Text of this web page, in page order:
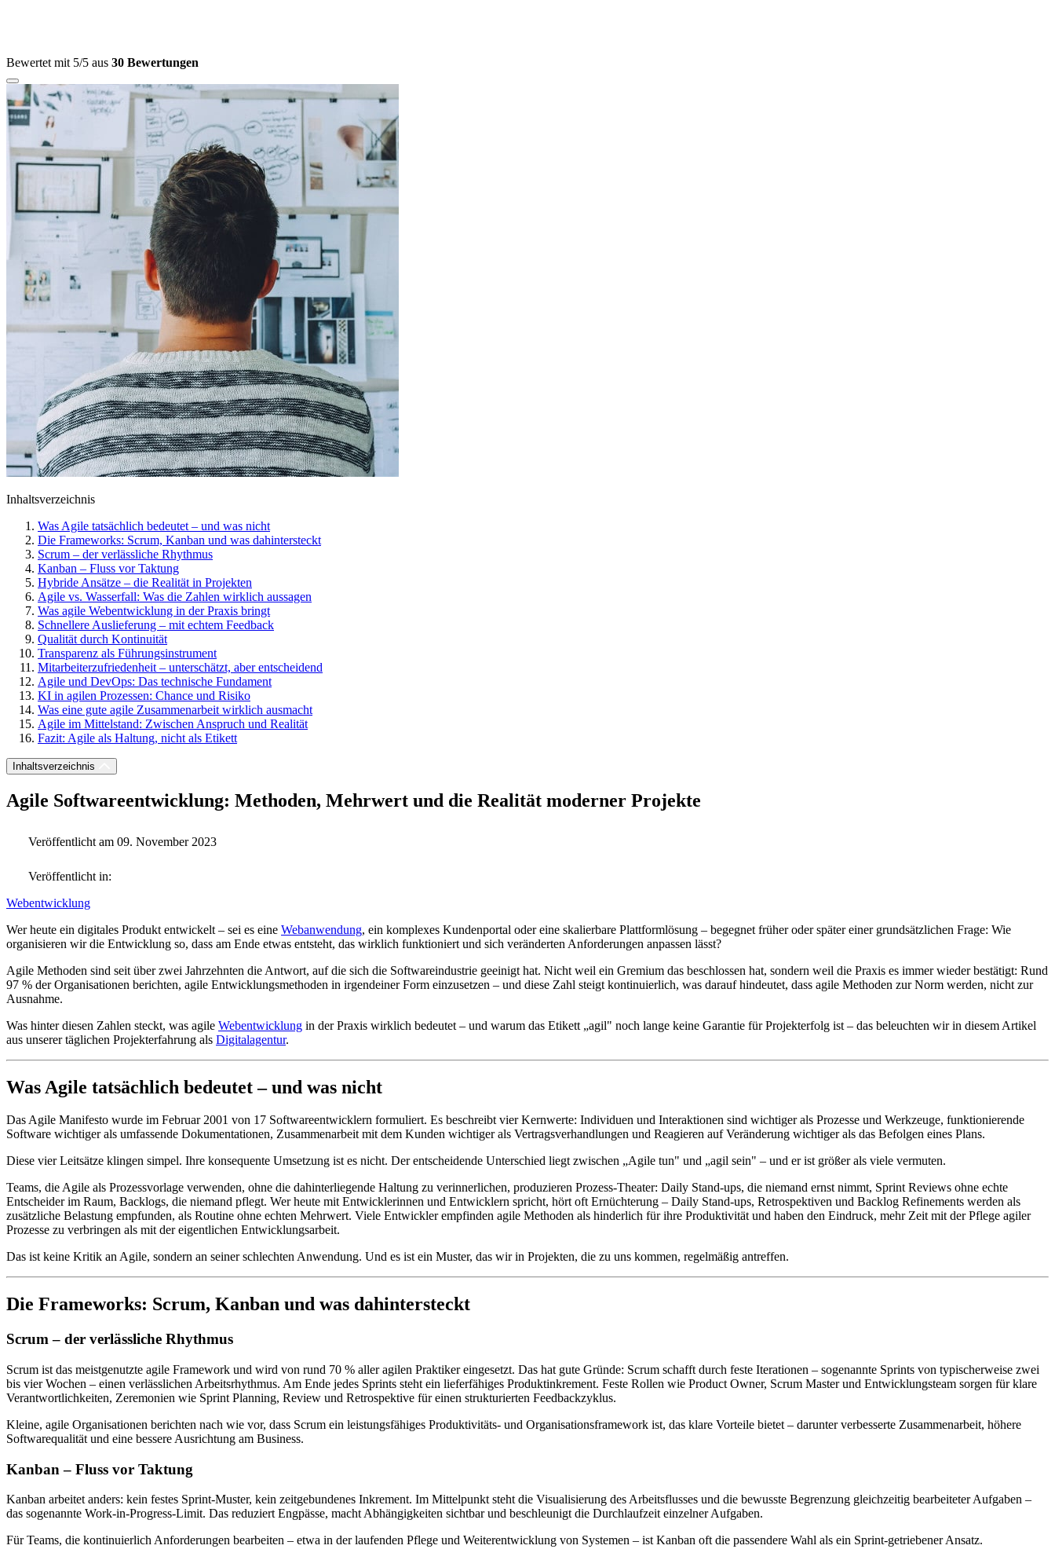
Bewertet mit 5/5 aus 30 Bewertungen
Inhaltsverzeichnis
Was Agile tatsächlich bedeutet – und was nicht
Die Frameworks: Scrum, Kanban und was dahintersteckt
Scrum – der verlässliche Rhythmus
Kanban – Fluss vor Taktung
Hybride Ansätze – die Realität in Projekten
Agile vs. Wasserfall: Was die Zahlen wirklich aussagen
Was agile Webentwicklung in der Praxis bringt
Schnellere Auslieferung – mit echtem Feedback
Qualität durch Kontinuität
Transparenz als Führungsinstrument
Mitarbeiterzufriedenheit – unterschätzt, aber entscheidend
Agile und DevOps: Das technische Fundament
KI in agilen Prozessen: Chance und Risiko
Was eine gute agile Zusammenarbeit wirklich ausmacht
Agile im Mittelstand: Zwischen Anspruch und Realität
Fazit: Agile als Haltung, nicht als Etikett
Inhaltsverzeichnis
Agile Softwareentwicklung: Methoden, Mehrwert und die Realität moderner Projekte
Veröffentlicht am 09. November 2023
Veröffentlicht in:
Webentwicklung
Wer heute ein digitales Produkt entwickelt – sei es eine Webanwendung, ein komplexes Kundenportal oder eine skalierbare Plattformlösung – begegnet früher oder später einer grundsätzlichen Frage: Wie
organisieren wir die Entwicklung so, dass am Ende etwas entsteht, das wirklich funktioniert und sich veränderten Anforderungen anpassen lässt?
Agile Methoden sind seit über zwei Jahrzehnten die Antwort, auf die sich die Softwareindustrie geeinigt hat. Nicht weil ein Gremium das beschlossen hat, sondern weil die Praxis es immer wieder bestätigt: Rund
97 % der Organisationen berichten, agile Entwicklungsmethoden in irgendeiner Form einzusetzen – und diese Zahl steigt kontinuierlich, was darauf hindeutet, dass agile Methoden zur Norm werden, nicht zur
Ausnahme.
Was hinter diesen Zahlen steckt, was agile Webentwicklung in der Praxis wirklich bedeutet – und warum das Etikett „agil" noch lange keine Garantie für Projekterfolg ist – das beleuchten wir in diesem Artikel
aus unserer täglichen Projekterfahrung als Digitalagentur.
Was Agile tatsächlich bedeutet – und was nicht
Das Agile Manifesto wurde im Februar 2001 von 17 Softwareentwicklern formuliert. Es beschreibt vier Kernwerte: Individuen und Interaktionen sind wichtiger als Prozesse und Werkzeuge, funktionierende
Software wichtiger als umfassende Dokumentationen, Zusammenarbeit mit dem Kunden wichtiger als Vertragsverhandlungen und Reagieren auf Veränderung wichtiger als das Befolgen eines Plans.
Diese vier Leitsätze klingen simpel. Ihre konsequente Umsetzung ist es nicht. Der entscheidende Unterschied liegt zwischen „Agile tun" und „agil sein" – und er ist größer als viele vermuten.
Teams, die Agile als Prozessvorlage verwenden, ohne die dahinterliegende Haltung zu verinnerlichen, produzieren Prozess-Theater: Daily Stand-ups, die niemand ernst nimmt, Sprint Reviews ohne echte
Entscheider im Raum, Backlogs, die niemand pflegt. Wer heute mit Entwicklerinnen und Entwicklern spricht, hört oft Ernüchterung – Daily Stand-ups, Retrospektiven und Backlog Refinements werden als
zusätzliche Belastung empfunden, als Routine ohne echten Mehrwert. Viele Entwickler empfinden agile Methoden als hinderlich für ihre Produktivität und haben den Eindruck, mehr Zeit mit der Pflege agiler
Prozesse zu verbringen als mit der eigentlichen Entwicklungsarbeit.
Das ist keine Kritik an Agile, sondern an seiner schlechten Anwendung. Und es ist ein Muster, das wir in Projekten, die zu uns kommen, regelmäßig antreffen.
Die Frameworks: Scrum, Kanban und was dahintersteckt
Scrum – der verlässliche Rhythmus
Scrum ist das meistgenutzte agile Framework und wird von rund 70 % aller agilen Praktiker eingesetzt. Das hat gute Gründe: Scrum schafft durch feste Iterationen – sogenannte Sprints von typischerweise zwei
bis vier Wochen – einen verlässlichen Arbeitsrhythmus. Am Ende jedes Sprints steht ein lieferfähiges Produktinkrement. Feste Rollen wie Product Owner, Scrum Master und Entwicklungsteam sorgen für klare
Verantwortlichkeiten, Zeremonien wie Sprint Planning, Review und Retrospektive für einen strukturierten Feedbackzyklus.
Kleine, agile Organisationen berichten nach wie vor, dass Scrum ein leistungsfähiges Produktivitäts- und Organisationsframework ist, das klare Vorteile bietet – darunter verbesserte Zusammenarbeit, höhere
Softwarequalität und eine bessere Ausrichtung am Business.
Kanban – Fluss vor Taktung
Kanban arbeitet anders: kein festes Sprint-Muster, kein zeitgebundenes Inkrement. Im Mittelpunkt steht die Visualisierung des Arbeitsflusses und die bewusste Begrenzung gleichzeitig bearbeiteter Aufgaben –
das sogenannte Work-in-Progress-Limit. Das reduziert Engpässe, macht Abhängigkeiten sichtbar und beschleunigt die Durchlaufzeit einzelner Aufgaben.
Für Teams, die kontinuierlich Anforderungen bearbeiten – etwa in der laufenden Pflege und Weiterentwicklung von Systemen – ist Kanban oft die passendere Wahl als ein Sprint-getriebener Ansatz.